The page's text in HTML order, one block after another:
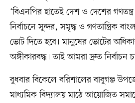
‘বিএনপির হাতেই দেশ ও দেশের
নির্বাচনে সুন্দর, সমৃদ্ধ ও গণতান্ত্রিক
ভোট দিতে হবে। মানুষের ভোটের
অঙ্গীকারবদ্ধ। তাই আমরা দ্রুত নির্বাচন
বুধবার বিকেলে বরিশালের বাবুগঞ্জ
মাধ্যমিক বিদ্যালয় মাঠে আয়োজিত